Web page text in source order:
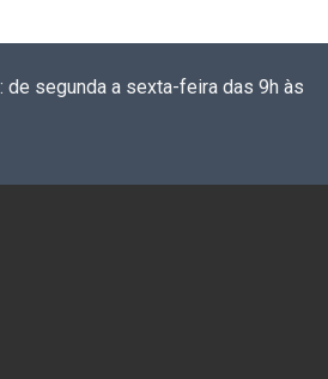
de segunda a sexta-feira das 9h às